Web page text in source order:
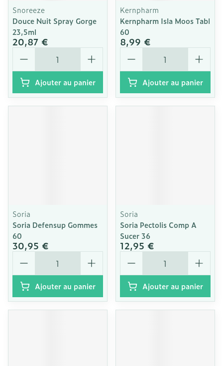
Snoreeze
Douce Nuit Spray Gorge
23,5ml
20,87 €
Quantité
Ajouter au panier
Kernpharm
Kernpharm Isla Moos Tabl
60
8,99 €
Quantité
Ajouter au panier
Soria
Soria Defensup Gommes
60
30,95 €
Quantité
Ajouter au panier
Soria
Soria Pectolis Comp A
Sucer 36
12,95 €
Quantité
Ajouter au panier